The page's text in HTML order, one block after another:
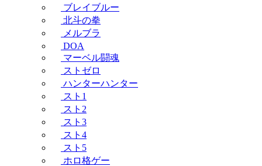
ブレイブルー
北斗の拳
メルブラ
DOA
マーベル闘魂
ストゼロ
ハンターハンター
スト1
スト2
スト3
スト4
スト5
ホロ格ゲー